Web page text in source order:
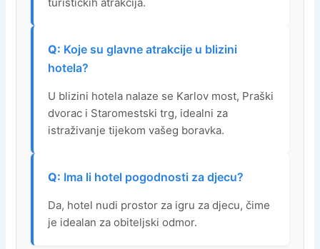
Koje su glavne atrakcije u blizini
hotela?
U blizini hotela nalaze se Karlov most, Praški
dvorac i Staromestski trg, idealni za
istraživanje tijekom vašeg boravka.
Ima li hotel pogodnosti za djecu?
Da, hotel nudi prostor za igru za djecu, čime
je idealan za obiteljski odmor.